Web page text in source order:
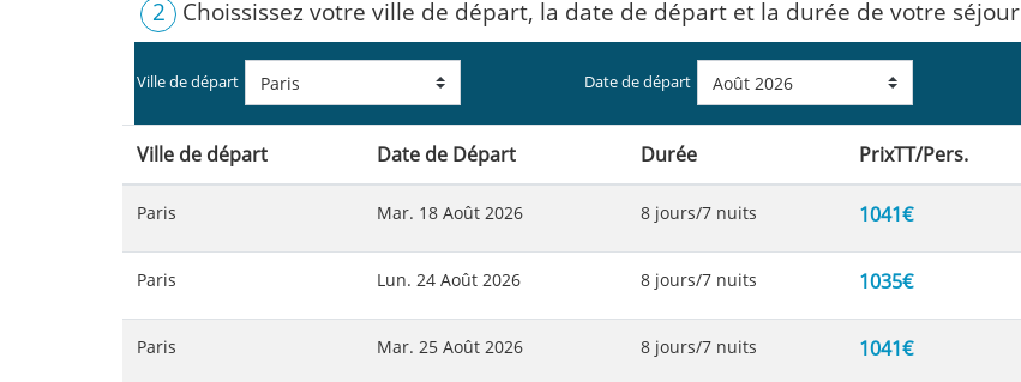
2 Choississez votre ville de départ, la date de départ et la durée de votre séjour
Ville de départ Date de départ
Ville de départ Date de Départ Durée PrixTT/Pers.
Paris Mar. 18 Août 2026 8 jours/7 nuits 1041€
Paris Lun. 24 Août 2026 8 jours/7 nuits 1035€
Paris Mar. 25 Août 2026 8 jours/7 nuits 1041€